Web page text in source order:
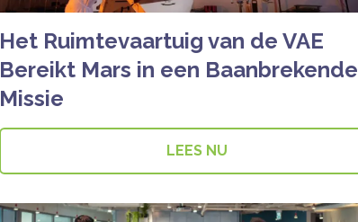
Het Ruimtevaartuig van de VAE
Bereikt Mars in een Baanbrekende
Missie
LEES NU